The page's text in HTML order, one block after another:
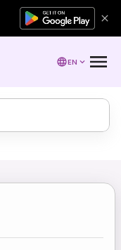
EN